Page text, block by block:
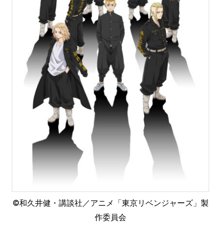
©和久井健・講談社／アニメ「東京リベンジャーズ」製
作委員会